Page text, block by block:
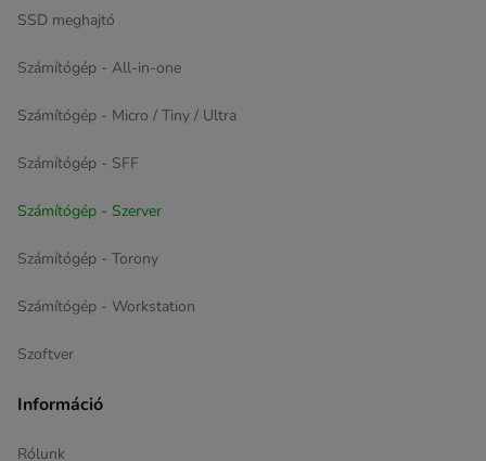
SSD meghajtó
Számítógép - All-in-one
Számítógép - Micro / Tiny / Ultra
Számítógép - SFF
Számítógép - Szerver
Számítógép - Torony
Számítógép - Workstation
Szoftver
Információ
Rólunk